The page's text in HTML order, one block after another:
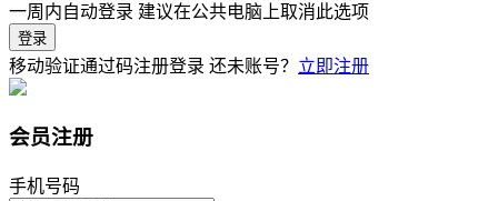
一周内自动登录 建议在公共电脑上取消此选项
登录
移动验证通过码注册登录 还未账号？ 立即注册
会员注册
手机号码